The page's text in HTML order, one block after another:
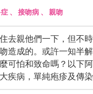
、 接吻病、 親吻
去親他們一下，但不
造成的。或許一知半
可怕和致命嗎？以下
疾病，單純疱疹及傳染